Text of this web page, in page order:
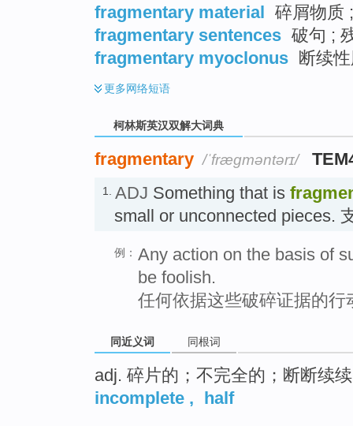
fragmentary material 碎屑物质
fragmentary sentences 破句 ;
fragmentary myoclonus 断续
更多网络短语
柯林斯英汉双解大词典
fragmentary /ˈfræɡməntərɪ/
1. ADJ Something that is
small or unconnected pieces.
例： Any action on the basis of
be foolish.
任何依据这些破碎证据的行
同近义词 同根词
adj. 碎片的；不完全的；断断续
incomplete , half